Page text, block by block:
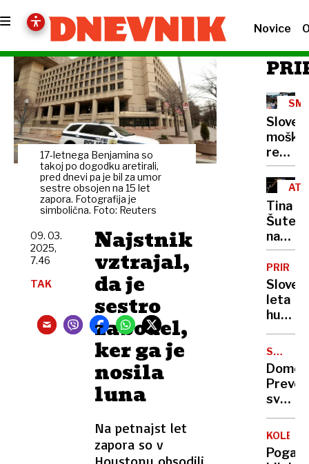
Novice
17-letnega Benjamina so
takoj po dogodku aretirali,
pred dnevi pa je bil za umor
sestre obsojen na 15 let
zapora. Fotografija je
simbolična. Foto: Reuters
Najstnik
vztrajal,
da je
sestro
zabodel,
ker ga je
nosila
luna
Na petnajst let
zapora so v
09. 03.
2025,
7.46
TAK
moška
je
Real
Madrid
Tina
Šutej
na
EP
do
srebra
v
palico
leta
Grom
SKOKI
Domen
Prevc
prvak
na
veliki